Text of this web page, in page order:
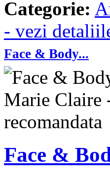
Categorie:
- vezi
Face & Body...
Face &